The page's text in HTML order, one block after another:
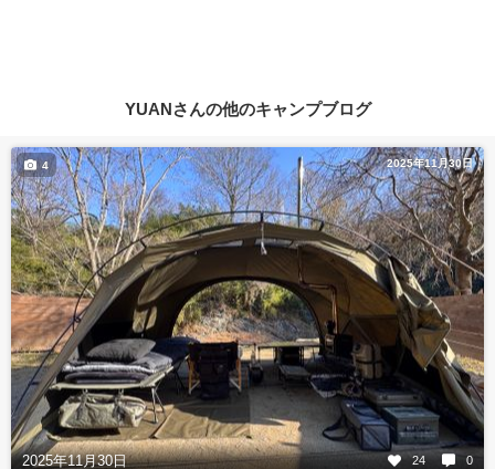
YUANさんの他のキャンプブログ
2025年11月30日
2025年11月30日 24 0
4